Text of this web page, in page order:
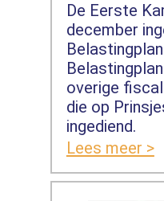
De Eerste
december
overige
die op
ingediend.
Lees meer >